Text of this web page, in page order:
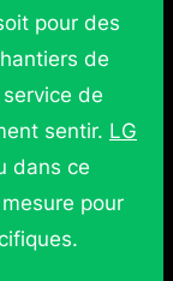
pour des
de
de
sentir. LG
dans ce
pour